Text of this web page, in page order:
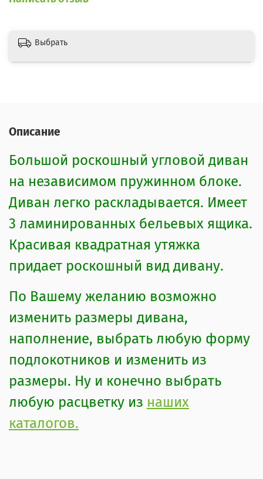
Выбрать
Описание
Большой роскошный угловой диван
на независимом пружинном блоке.
Диван легко раскладывается. Имеет
3 ламинированных бельевых ящика.
Красивая квадратная утяжка
придает роскошный вид дивану.
По Вашему желанию возможно
изменить размеры дивана,
наполнение, выбрать любую форму
подлокотников и изменить из
размеры. Ну и конечно выбрать
любую расцветку из наших
каталогов.